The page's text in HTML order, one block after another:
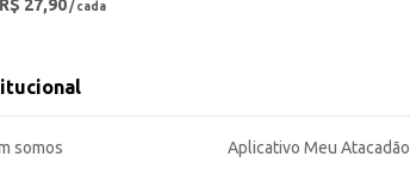
R$ 27,90/ cada
somos Aplicativo Meu Atacadão